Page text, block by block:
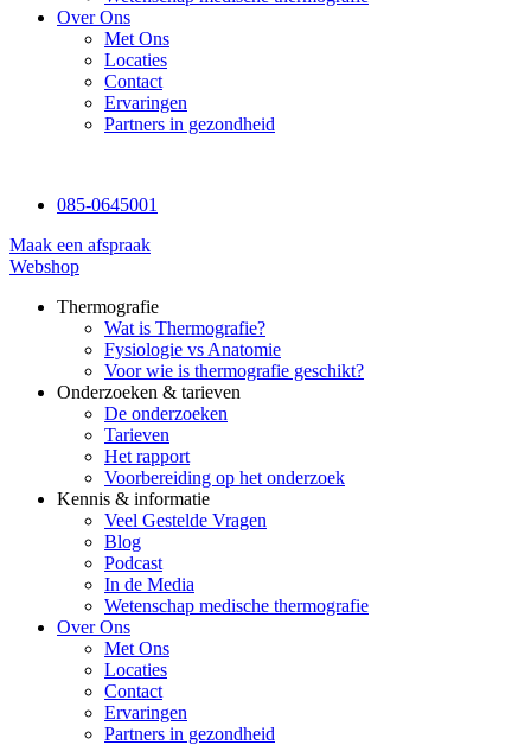
Over Ons
Met Ons
Locaties
Contact
Ervaringen
Partners in gezondheid
085-0645001
Maak een afspraak
Webshop
Thermografie
Wat is Thermografie?
Fysiologie vs Anatomie
Voor wie is thermografie geschikt?
Onderzoeken & tarieven
De onderzoeken
Tarieven
Het rapport
Voorbereiding op het onderzoek
Kennis & informatie
Veel Gestelde Vragen
Blog
Podcast
In de Media
Wetenschap medische thermografie
Over Ons
Met Ons
Locaties
Contact
Ervaringen
Partners in gezondheid